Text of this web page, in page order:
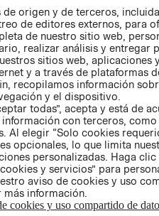
origen y de terceros,
de editores externos, para
de nuestro sitio web,
realizar análisis y entregar
sitios web, aplicaciones
y a través de plataformas
recopilamos información
y el dispositivo.
todas”, acepta y está de
con terceros, como
Al elegir “Solo cookies
opcionales, lo que limita
personalizadas. Haga clic
y servicios” para
aviso de cookies y uso
información.
cookies y uso compartido de